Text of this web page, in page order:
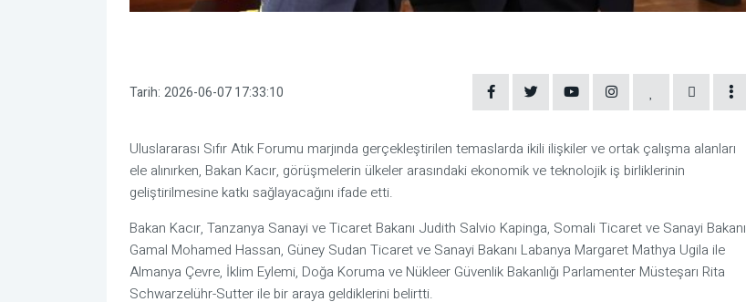
Tarih: 2026-06-07 17:33:10
Uluslararası Sıfır Atık Forumu marjında gerçekleştirilen temaslarda ikili ilişkiler ve ortak çalışma alanları
ele alınırken, Bakan Kacır, görüşmelerin ülkeler arasındaki ekonomik ve teknolojik iş birliklerinin
geliştirilmesine katkı sağlayacağını ifade etti.
Bakan Kacır, Tanzanya Sanayi ve Ticaret Bakanı Judith Salvio Kapinga, Somali Ticaret ve Sanayi Bakanı
Gamal Mohamed Hassan, Güney Sudan Ticaret ve Sanayi Bakanı Labanya Margaret Mathya Ugila ile
Almanya Çevre, İklim Eylemi, Doğa Koruma ve Nükleer Güvenlik Bakanlığı Parlamenter Müsteşarı Rita
Schwarzelühr-Sutter ile bir araya geldiklerini belirtti.